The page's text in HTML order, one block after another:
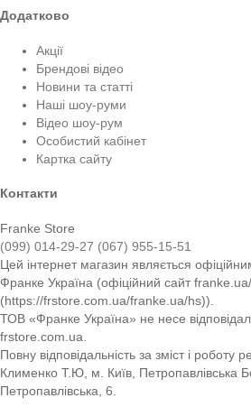
Додатково
Акції
Брендові відео
Новини та статті
Наші шоу-руми
Відео шоу-рум
Особистий кабінет
Картка сайту
Контакти
Franke Store
(099) 014-29-27 (067) 955-15-51
Цей інтернет магазин являється
Франке Україна (офіційний сайт
(https://frstore.com.ua/franke.ua/hs)).
ТОВ «Франке Україна» не несе
frstore.com.ua.
Повну відповідальність за зміст і
Клименко Т.Ю, м. Київ, Петропавлівська
Петропавлівська, 6.